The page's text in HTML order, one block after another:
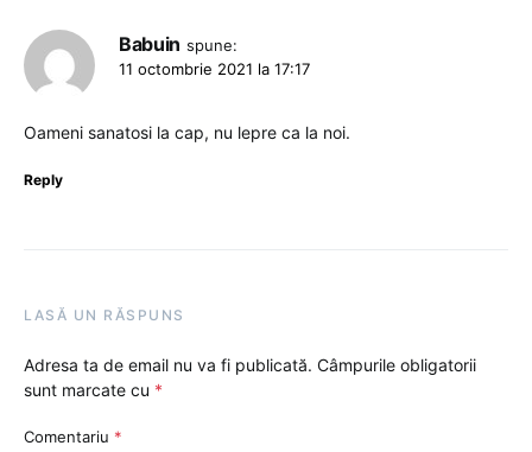
Babuin spune:
11 octombrie 2021 la 17:17
Oameni sanatosi la cap, nu lepre ca la noi.
Reply
LASĂ UN RĂSPUNS
Adresa ta de email nu va fi publicată. Câmpurile obligatorii
sunt marcate cu *
Comentariu *